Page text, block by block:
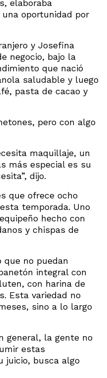
elaboraba
oportunidad por
y Josefina
negocio, bajo la
que nació
saludable y luego
pasta de cacao y
pero con algo
maquillaje, un
más especial es su
dijo.
que ofrece ocho
temporada. Uno
hecho con
y chispas de
que no puedan
integral con
con harina de
Esta variedad no
sino a lo largo
general, la gente no
estas
juicio, busca algo